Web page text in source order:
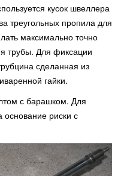
кусок швеллера
треугольных пропила для
максимально точно
трубы. Для фиксации
сделанная из
гайки.
с барашком. Для
риски с